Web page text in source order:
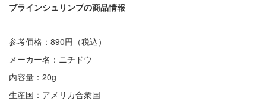
ブラインシュリンプの商品情報
参考価格：890円（税込）
メーカー名：ニチドウ
内容量：20g
生産国：アメリカ合衆国